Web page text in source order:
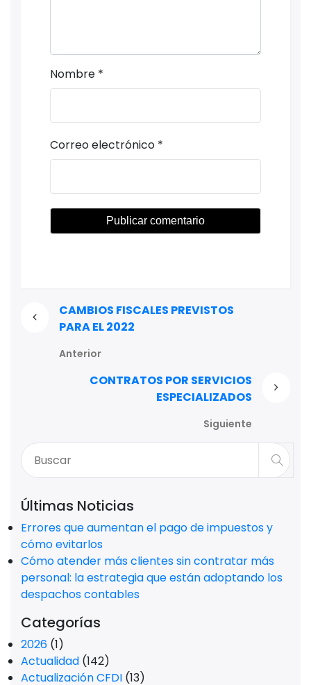
Nombre *
Correo electrónico *
CAMBIOS FISCALES PREVISTOS
PARA EL 2022
Anterior
CONTRATOS POR SERVICIOS
ESPECIALIZADOS
Siguiente
Últimas Noticias
Errores que aumentan el pago de impuestos y
cómo evitarlos
Cómo atender más clientes sin contratar más
personal: la estrategia que están adoptando los
despachos contables
Categorías
2026 (1)
Actualidad (142)
Actualización CFDI (13)